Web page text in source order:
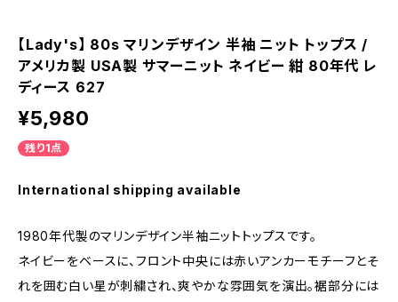
【Lady's】 80s マリンデザイン 半袖 ニット トップス /
アメリカ製 USA製 サマーニット ネイビー 紺 80年代 レ
ディース 627
¥5,980
残り1点
International shipping available
1980年代製のマリンデザイン半袖ニットトップスです。
ネイビーをベースに、フロント中央には赤いアンカーモチーフとそ
れを囲む白い星が刺繍され、爽やかな雰囲気を演出。裾部分には